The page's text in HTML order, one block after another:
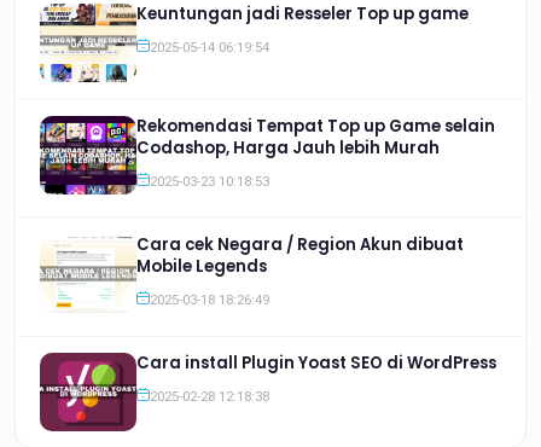
Keuntungan jadi Resseler Top up game
2025-05-14 06:19:54
Rekomendasi Tempat Top up Game selain
Codashop, Harga Jauh lebih Murah
2025-03-23 10:18:53
Cara cek Negara / Region Akun dibuat
Mobile Legends
2025-03-18 18:26:49
Cara install Plugin Yoast SEO di WordPress
2025-02-28 12:18:38